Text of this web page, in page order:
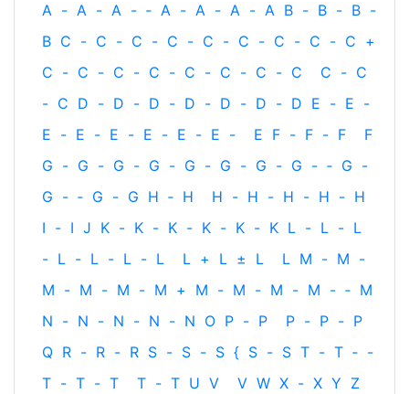
A - A - A - ‐ A - A - A - A B - B - B -
B C - C - C - C - C - C - C - C - C +
C - C - C - C - C - C - C - C C - C
- C D - D - D - D - D - D - D E - E -
E - E - E - E - E - E - E F - F - F
F
G - G - G - G - G - G - G - G - ‐ G -
G - ‐ G - G H ‐ H H - H - H - H - H
I - I J K - K - K - K - K - K L - L - L
- L - L - L - L L + L ± L L M - M -
M - M - M - M + M - M - M - M - ‐ M
N - N - N - N - N O P - P P - P - P
Q R - R - R S - S - S { S - S T - T ‐ -
T - T - T T - T U V V W X - X Y Z